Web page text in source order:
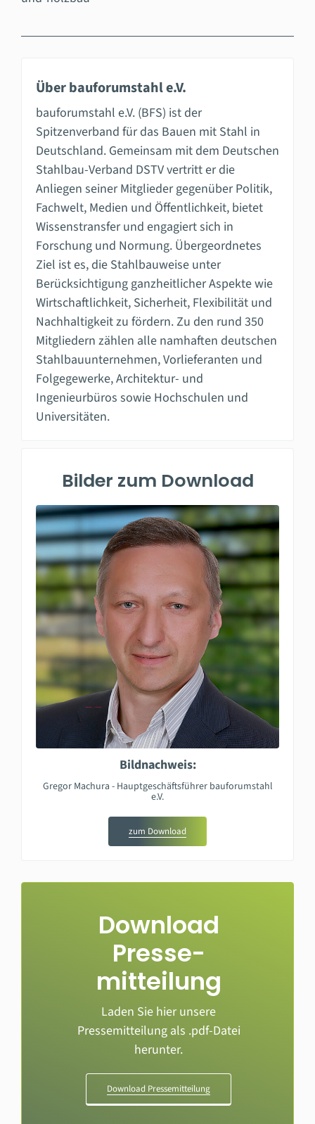
Über bauforumstahl e.V.
bauforumstahl e.V. (BFS) ist der
Spitzenverband für das Bauen mit Stahl in
Deutschland. Gemeinsam mit dem Deutschen
Stahlbau-Verband DSTV vertritt er die
Anliegen seiner Mitglieder gegenüber Politik,
Fachwelt, Medien und Öffentlichkeit, bietet
Wissenstransfer und engagiert sich in
Forschung und Normung. Übergeordnetes
Ziel ist es, die Stahlbauweise unter
Berücksichtigung ganzheitlicher Aspekte wie
Wirtschaftlichkeit, Sicherheit, Flexibilität und
Nachhaltigkeit zu fördern. Zu den rund 350
Mitgliedern zählen alle namhaften deutschen
Stahlbauunternehmen, Vorlieferanten und
Folgegewerke, Architektur- und
Ingenieurbüros sowie Hochschulen und
Universitäten.
Bilder zum Download
Bildnachweis:
Gregor Machura - Hauptgeschäftsführer bauforumstahl
e.V.
zum Download
Download
Presse­
mitteilung
Laden Sie hier unsere
Pressemitteilung als .pdf-Datei
herunter.
Download Pressemitteilung